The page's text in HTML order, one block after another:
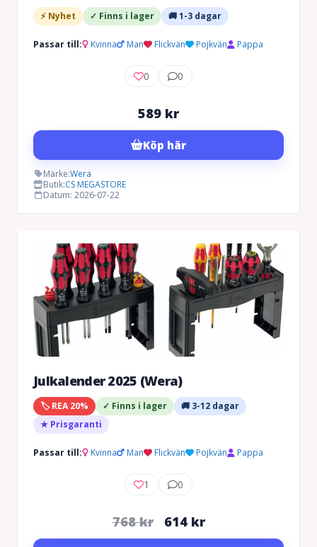
⚡ Nyhet ✓ Finns i lager 🚚 1-3 dagar
Passar till: Kvinna Man Flickvän Pojkvän Pappa
0 0
589 kr
Köp här
Märke:Wera
Butik:CS MEGASTORE
Datum: 2026-07-22
Julkalender 2025 (Wera)
🏷️ REA 20% ✓ Finns i lager
🚚 3-12 dagar
★ Prisgaranti
Passar till: Kvinna Man Flickvän Pojkvän Pappa
1 0
768kr
Det
ursprungliga
614 krDet
nuvarande